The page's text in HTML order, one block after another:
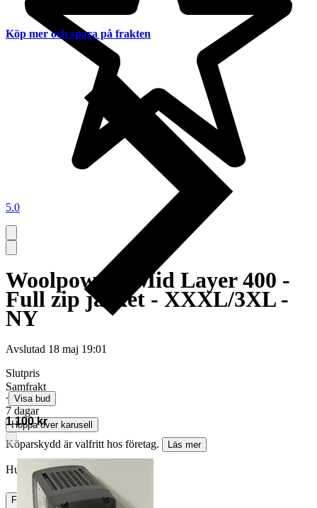
5.0
Woolpower - Mid Layer 400 -
Full zip jacket - XXXL/3XL -
NY
Avslutad 18 maj 19:01
Slutpris
∙ Visa bud
1 100 kr
Köparskydd är valfritt hos företag.
Läs mer
Hurru vann auktionen
Frakt Från 64 kr
Köp mer och spara på frakten
Samfrakt
7 dagar
Hoppa över karusell